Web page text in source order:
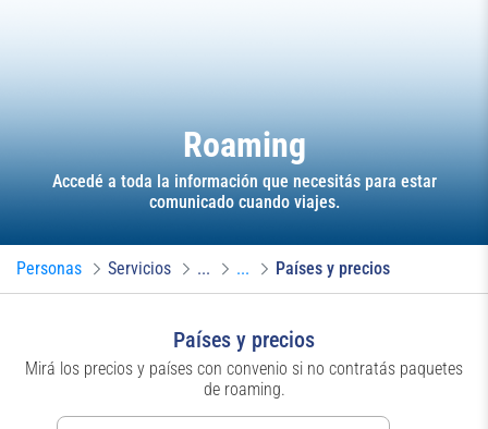
Roaming
Accedé a toda la información que necesitás para estar
comunicado cuando viajes.
Personas Servicios ... ... Países y precios
Países y precios
Mirá los precios y países con convenio si no contratás paquetes
de roaming.